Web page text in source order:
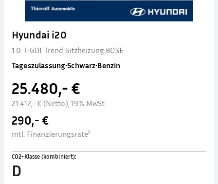
Hyundai i20
1.0 T-GDI Trend Sitzheizung BOSE
Tageszulassung•Schwarz•Benzin
25.480,- €
21.412,- € (Netto), 19% MwSt.
290,- €
mtl. Finanzierungsrate²
CO2-Klasse (kombiniert):
D